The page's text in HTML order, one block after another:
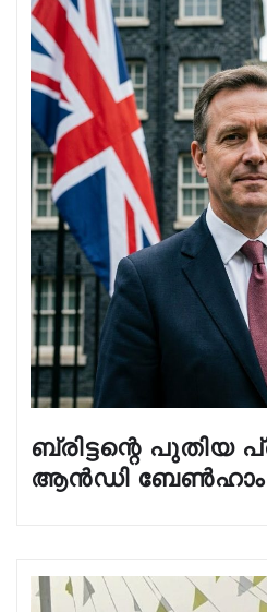
ബ്രിട്ടന്റെ പുതിയ
ആൻഡി ബേൺഹാം